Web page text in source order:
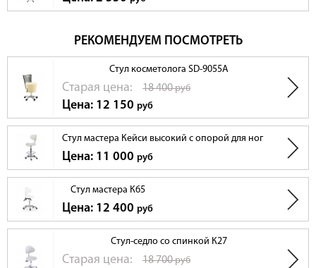
РЕКОМЕНДУЕМ ПОСМОТРЕТЬ
Стул косметолога SD-9055А
Cтарая цена: 18 400руб
Цена: 12 150 руб
Стул мастера Кейси высокий с опорой для ног
Цена: 11 000 руб
Стул мастера К65
Цена: 12 400 руб
Стул-седло со спинкой К27
Cтарая цена: 18 700руб